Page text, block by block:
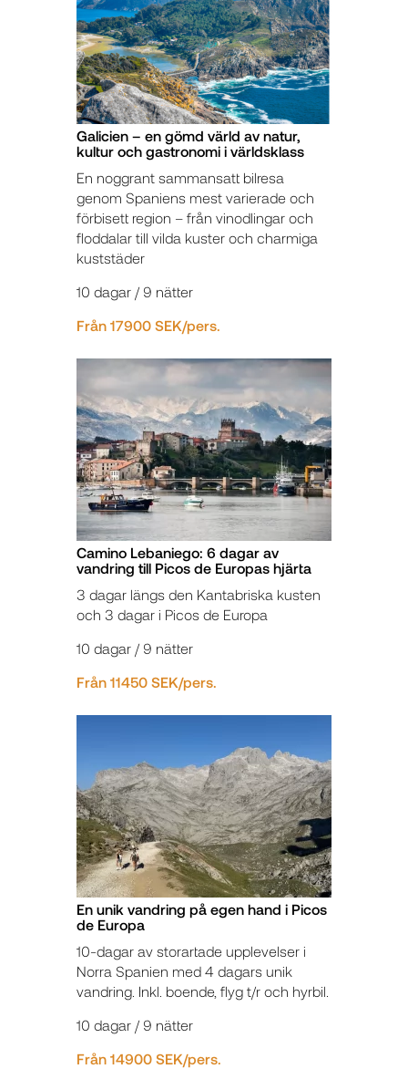
Galicien – en gömd värld av natur,
kultur och gastronomi i världsklass
En noggrant sammansatt bilresa
genom Spaniens mest varierade och
förbisett region – från vinodlingar och
floddalar till vilda kuster och charmiga
kuststäder
10 dagar / 9 nätter
Från 17900 SEK/pers.
Camino Lebaniego: 6 dagar av
vandring till Picos de Europas hjärta
3 dagar längs den Kantabriska kusten
och 3 dagar i Picos de Europa
10 dagar / 9 nätter
Från 11450 SEK/pers.
En unik vandring på egen hand i Picos
de Europa
10-dagar av storartade upplevelser i
Norra Spanien med 4 dagars unik
vandring. Inkl. boende, flyg t/r och hyrbil.
10 dagar / 9 nätter
Från 14900 SEK/pers.